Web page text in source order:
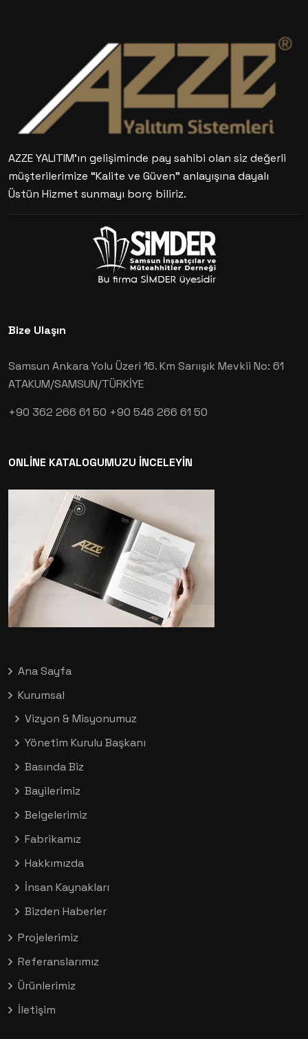
AZZE YALITIM’ın gelişiminde pay sahibi olan siz değerli
müşterilerimize “Kalite ve Güven” anlayışına dayalı
Üstün Hizmet sunmayı borç biliriz.
Bize Ulaşın
Samsun Ankara Yolu Üzeri 16. Km Sarıışık Mevkii No: 61
ATAKUM/SAMSUN/TÜRKİYE
+90 362 266 61 50 +90 546 266 61 50
ONLİNE KATALOGUMUZU İNCELEYİN
Ana Sayfa
Kurumsal
Vizyon & Misyonumuz
Yönetim Kurulu Başkanı
Basında Biz
Bayilerimiz
Belgelerimiz
Fabrikamız
Hakkımızda
İnsan Kaynakları
Bizden Haberler
Projelerimiz
Referanslarımız
Ürünlerimiz
İletişim